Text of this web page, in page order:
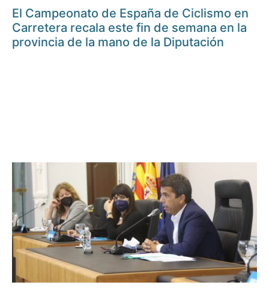
El Campeonato de España de Ciclismo en
Carretera recala este fin de semana en la
provincia de la mano de la Diputación